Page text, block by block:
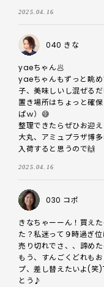
2025.04.16
040 きな
yaeちゃん🥟
yaeちゃんもずっと眺
子、美味しいし混ぜる
置き場所はちょっと確
ぱｗ）😅
整理できたらぜひお迎
大丸、アミュプラザ博
入荷すると思うので🙌
2025.04.16
030 コポ
きなちゃーーん！買え
た？私迷って９時過ぎ
売り切れでさ、、諦めた
もう、すんごくどれも
プ、差し替えたいよ(笑
とう♪